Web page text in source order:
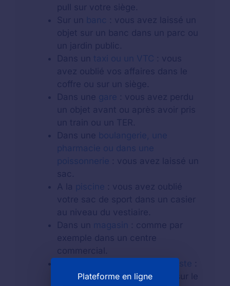
pull sur votre siège.
Sur un banc : vous avez laissé un
objet sur un banc dans un parc ou
un jardin public.
Dans un taxi ou un VTC : vous
avez oublié vos affaires dans le
coffre ou sur un siège.
Dans une gare : vous avez perdu
un objet avant ou après avoir pris
un train ou un TER.
Dans une boulangerie, une
pharmacie ou dans une
poissonnerie : vous avez laissé un
sac.
A la piscine : vous avez oublié
votre sac de sport dans un casier
au niveau du vestiaire.
Dans un magasin : comme par
exemple dans un centre
commercial.
bureau de poste :
vous avez laissé votre objet sur le
Plateforme en ligne